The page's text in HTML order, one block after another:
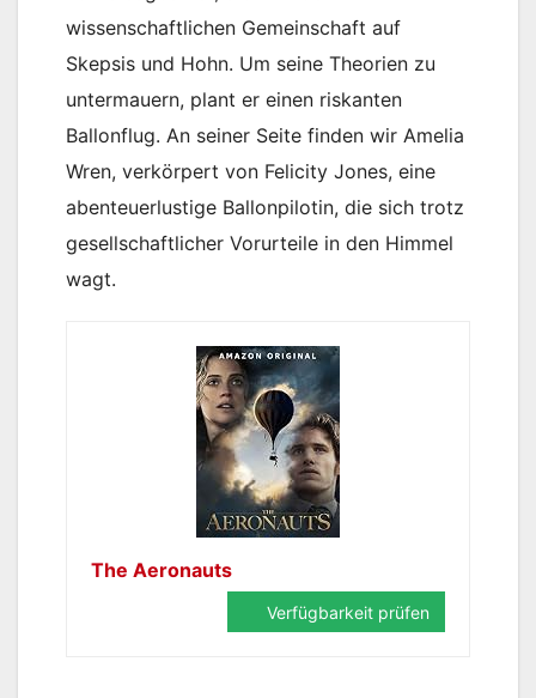
wissenschaftlichen Gemeinschaft auf
Skepsis und Hohn. Um seine Theorien zu
untermauern, plant er einen riskanten
Ballonflug. An seiner Seite finden wir Amelia
Wren, verkörpert von Felicity Jones, eine
abenteuerlustige Ballonpilotin, die sich trotz
gesellschaftlicher Vorurteile in den Himmel
wagt.
The Aeronauts
Verfügbarkeit prüfen